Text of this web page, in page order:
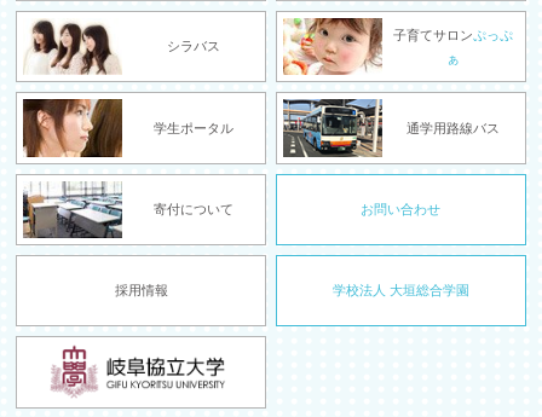
シラバス
子育てサロンぷっぷ
ぁ
学生ポータル 通学用路線バス
寄付について お問い合わせ
採用情報 学校法人 大垣総合学園